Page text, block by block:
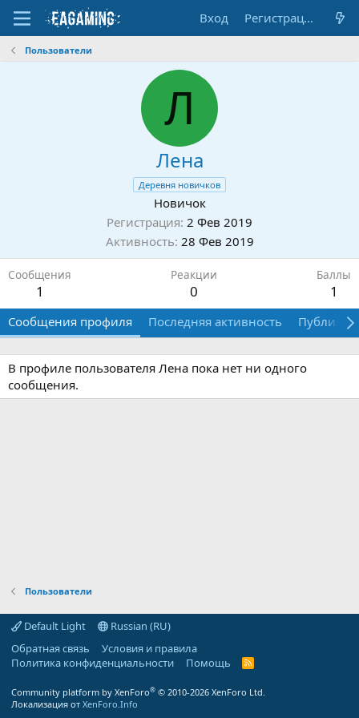
Вход Регистрация
Пользователи
Л
Лена
Деревня новичков
Новичок
Регистрация 2 Фев 2019
Активность 28 Фев 2019
Сообщения
1
Реакции
0
Баллы
1
Сообщения профиля Последняя активность
В профиле пользователя Лена пока нет ни одного
сообщения.
Пользователи
Default Light
Russian (RU)
Обратная связь
Условия и правила
Политика конфиденциальности
Помощь
R
Community platform by XenForo® © 2010-2026 XenForo Ltd.
Локализация от XenForo.Info